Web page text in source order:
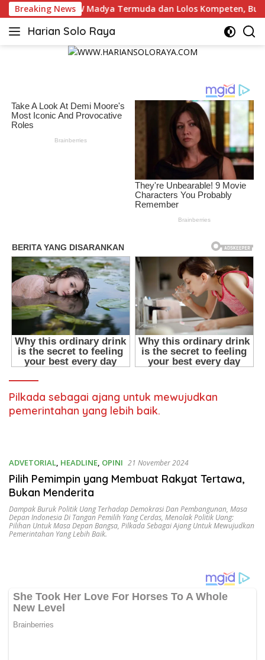
Langsung
ke
konten
Breaking News
Lolos Kompeten, Buktikan Usia Bukan Penghalang
Harian Solo Raya
Berani,
Pilkada sebagai ajang untuk mewujudkan
pemerintahan yang lebih baik.
ADVETORIAL, HEADLINE, OPINI 21 November 2024
Pilih Pemimpin yang Membuat Rakyat Tertawa,
Bukan Menderita
Dampak Buruk Politik Uang Terhadap Demokrasi Dan Pembangunan, Masa
Depan Indonesia Di Tangan Pemilih Yang Cerdas, Menolak Politik Uang:
Pilihan Untuk Masa Depan Bangsa, Pilkada Sebagai Ajang Untuk Mewujudkan
Pemerintahan Yang Lebih Baik.